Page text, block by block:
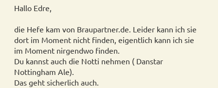
Hallo Edre,
die Hefe kam von Braupartner.de. Leider kann ich sie
dort im Moment nicht finden, eigentlich kann ich sie
im Moment nirgendwo finden.
Du kannst auch die Notti nehmen ( Danstar
Nottingham Ale).
Das geht sicherlich auch.